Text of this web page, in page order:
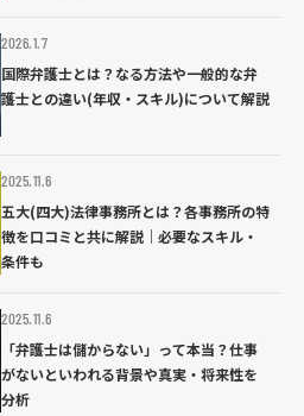
2026.1.7
国際弁護士とは？なる方法や一般的な弁
護士との違い(年収・スキル)について解説
2025.11.6
五大(四大)法律事務所とは？各事務所の特
徴を口コミと共に解説｜必要なスキル・
条件も
2025.11.6
「弁護士は儲からない」って本当？仕事
がないといわれる背景や真実・将来性を
分析